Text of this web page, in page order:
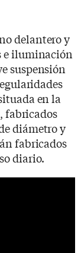
delantero y
e iluminación
suspensión
en la
fabricados
diámetro y
fabricados
diario.